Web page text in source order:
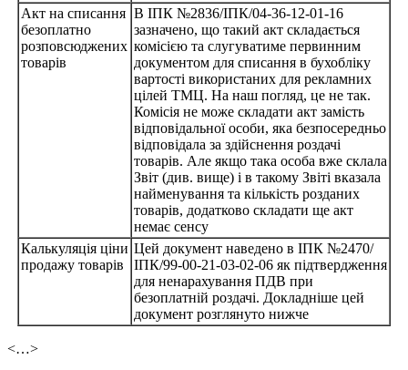
Акт на списання
безоплатно
розповсюджених
товарів
В ІПК №2836/ІПК/04-36-12-01-16
зазначено, що такий акт складається
комісією та слугуватиме первинним
документом для списання в бухобліку
вартості використаних для рекламних
цілей ТМЦ. На наш погляд, це не так.
Комісія не може складати акт замість
відповідальної особи, яка безпосередньо
відповідала за здійснення роздачі
товарів. Але якщо така особа вже склала
Звіт (див. вище) і в такому Звіті вказала
найменування та кількість розданих
товарів, додатково складати ще акт
немає сенсу
Калькуляція ціни
продажу товарів
Цей документ наведено в ІПК №2470/
ІПК/99-00-21-03-02-06 як підтвердження
для ненарахування ПДВ при
безоплатній роздачі. Докладніше цей
документ розглянуто нижче
<…>